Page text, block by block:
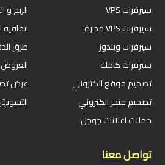
سيرفرات VPS
سيرفرات VPS مدارة
سيرفرات ويندوز
سيرفرات كاملة
تصميم موقع الكتروني
تصميم متجر الكتروني
حملات اعلانات جوجل
الربح و
طرق
عرض
تواصل معنا